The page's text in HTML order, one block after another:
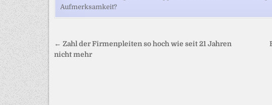
Aufmerksamkeit?
Beitragsnavigation
← Zahl der Firmenpleiten so hoch wie seit 21 Jahren
nicht mehr